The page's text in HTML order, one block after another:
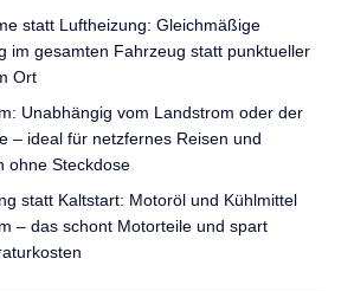
statt Luftheizung: Gleichmäßige
im gesamten Fahrzeug statt punktueller
Ort
Unabhängig vom Landstrom oder der
– ideal für netzfernes Reisen und
ohne Steckdose
statt Kaltstart: Motoröl und Kühlmittel
– das schont Motorteile und spart